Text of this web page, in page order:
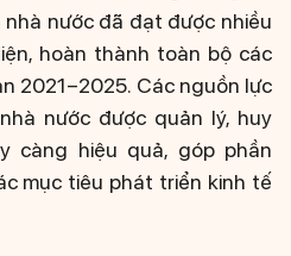
nước đã đạt được nhiều
hoàn thành toàn bộ các
2021–2025. Các nguồn lực
nước được quản lý, huy
càng hiệu quả, góp phần
mục tiêu phát triển kinh tế